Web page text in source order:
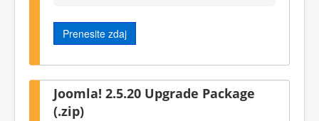
Prenesite zdaj
Joomla! 2.5.20 Upgrade Package
(.zip)